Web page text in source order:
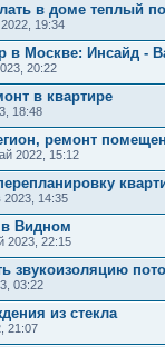
в доме теплый
19:34
в Москве: Инсайд -
20:22
в квартире
18:48
ремонт
2022, 15:12
2023, 14:35
в Видном
2023, 22:15
звукоизоляцию
03:22
из стекла
21:07